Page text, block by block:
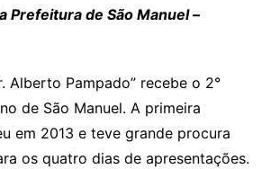
Prefeitura de São Manuel –
Alberto Pampado” recebe o 2°
de São Manuel. A primeira
em 2013 e teve grande procura
os quatro dias de apresentações.